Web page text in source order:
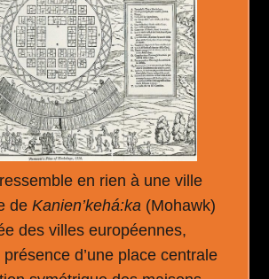
en rien à une ville
deKanien’kehá:ka (Mohawk)
des villes européennes,
d’une place centrale